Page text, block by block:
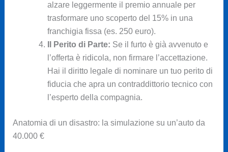
alzare leggermente il premio annuale per
trasformare uno scoperto del 15% in una
franchigia fissa (es. 250 euro).
Il Perito di Parte: Se il furto è già avvenuto e
l’offerta è ridicola, non firmare l’accettazione.
Hai il diritto legale di nominare un tuo perito di
fiducia che apra un contraddittorio tecnico con
l’esperto della compagnia.
Anatomia di un disastro: la simulazione su un’auto da
40.000 €